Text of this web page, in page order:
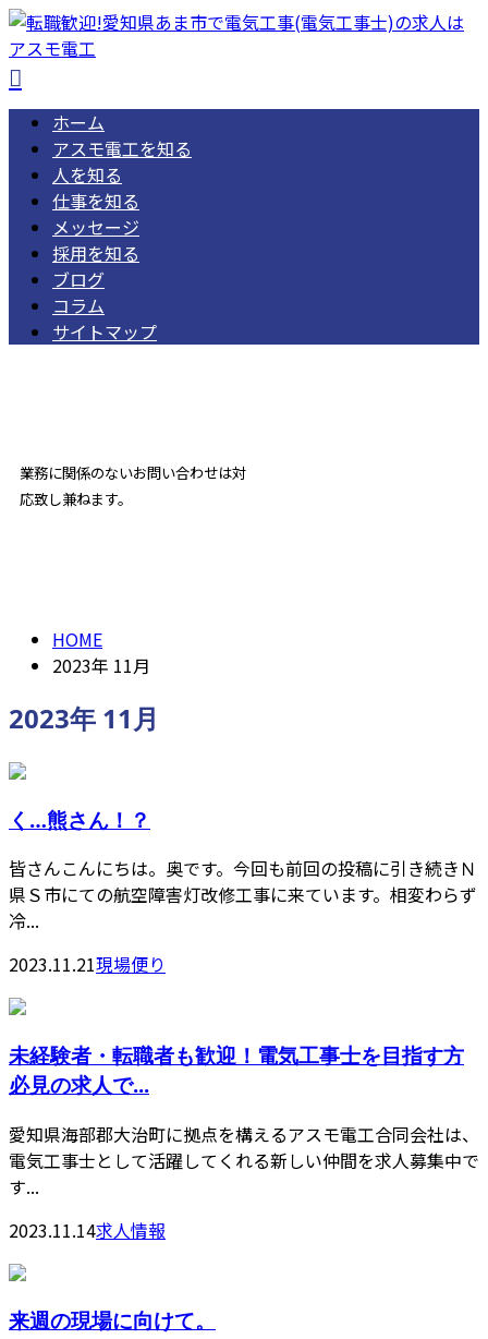
ホーム
アスモ電工を知る
人を知る
仕事を知る
メッセージ
採用を知る
ブログ
コラム
サイトマップ
業務に関係のないお問い合わせは対
応致し兼ねます。
HOME
2023年 11月
2023年 11月
く…熊さん！？
皆さんこんにちは。奥です。今回も前回の投稿に引き続きＮ
県Ｓ市にての航空障害灯改修工事に来ています。相変わらず
冷...
2023.11.21現場便り
未経験者・転職者も歓迎！電気工事士を目指す方
必見の求人で...
愛知県海部郡大治町に拠点を構えるアスモ電工合同会社は、
電気工事士として活躍してくれる新しい仲間を求人募集中で
す...
2023.11.14求人情報
来週の現場に向けて。